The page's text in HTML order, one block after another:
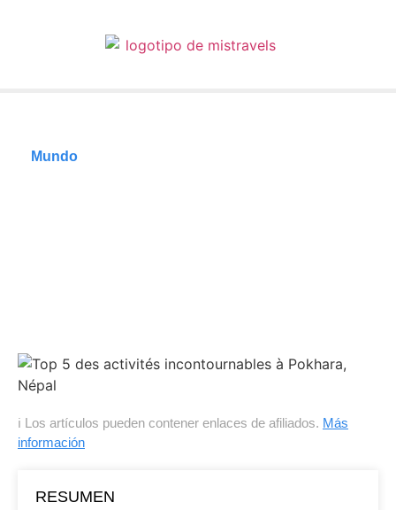
Mundo
ℹ Los artículos pueden contener enlaces de afiliados. Más
información
RESUMEN